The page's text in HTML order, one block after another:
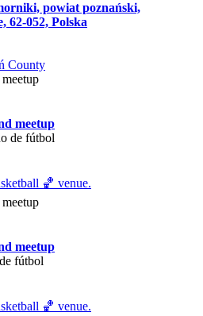
powiat poznański,
62-052, Polska
County
meetup
de fútbol
🏀 venue.
meetup
fútbol
🏀 venue.